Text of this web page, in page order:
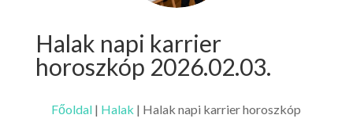
Halak napi karrier
horoszkóp 2026.02.03.
Főoldal | Halak | Halak napi karrier horoszkóp